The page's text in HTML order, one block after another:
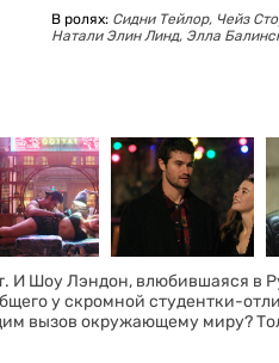
В ролях: Сидни Тейлор, Чейз
Натали Элин Линд, Элла
И Шоу Лэндон, влюбившаяся в
у скромной студентки-
вызов окружающему миру?